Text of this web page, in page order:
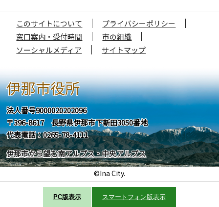
このサイトについて
プライバシーポリシー
窓口案内・受付時間
市の組織
ソーシャルメディア
サイトマップ
伊那市役所
法人番号9000020202096
〒396-8617 長野県伊那市下新田3050番地
代表電話：0265-78-4111
伊那市から望む南アルプス・中央アルプス
©Ina City.
PC版表示 スマートフォン版表示